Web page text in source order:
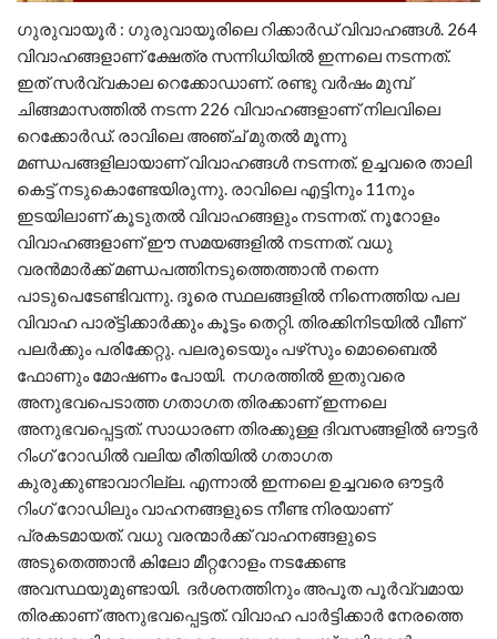
ഗുരുവായൂര്‍ : ഗുരുവായൂരിലെ റിക്കാര്‍ഡ് വിവാഹങ്ങള്‍. 264
വിവാഹങ്ങളാണ് ക്ഷേത്ര സന്നിധിയില്‍ ഇന്നലെ നടന്നത്.
ഇത് സര്‍വ്വകാല റെക്കോഡാണ്. രണ്ടു വര്‍ഷം മുമ്പ്
ചിങ്ങമാസത്തില്‍ നടന്ന 226 വിവാഹങ്ങളാണ് നിലവിലെ
റെക്കോര്‍ഡ്. രാവിലെ അഞ്ച് മുതല്‍ മൂന്നു
മണ്ഡപങ്ങളിലായാണ് വിവാഹങ്ങള്‍ നടന്നത്. ഉച്ചവരെ താലി
കെട്ട് നടുകൊണ്ടേയിരുന്നു. രാവിലെ എട്ടിനും 11നും
ഇടയിലാണ് കൂടുതല്‍ വിവാഹങ്ങളും നടന്നത്. നൂറോളം
വിവാഹങ്ങളാണ് ഈ സമയങ്ങളില്‍ നടന്നത്. വധു
വരന്‍മാര്‍ക്ക് മണ്ഡപത്തിനടുത്തെത്താന്‍ നന്നെ
പാടുപെടേണ്ടിവന്നു. ദൂരെ സ്ഥലങ്ങളില്‍ നിന്നെത്തിയ പല
വിവാഹ പാര്ട്ടിക്കാര്‍ക്കും കൂട്ടം തെറ്റി. തിരക്കിനിടയില്‍ വീണ്
പലര്‍ക്കും പരിക്കേറ്റു. പലരുടെയും പഴ്‌സും മൊബൈല്‍
ഫോണും മോഷണം പോയി. നഗരത്തില്‍ ഇതുവരെ
അനുഭവപെടാത്ത ഗതാഗത തിരക്കാണ് ഇന്നലെ
അനുഭവപ്പെട്ടത്. സാധാരണ തിരക്കുള്ള ദിവസങ്ങളില്‍ ഔട്ടര്‍
റിംഗ് റോഡില്‍ വലിയ രീതിയില്‍ ഗതാഗത
കുരുക്കുണ്ടാവാറില്ല. എന്നാല്‍ ഇന്നലെ ഉച്ചവരെ ഔട്ടര്‍
റിംഗ് റോഡിലും വാഹനങ്ങളുടെ നീണ്ട നിരയാണ്
പ്രകടമായത്. വധു വരന്മാര്‍ക്ക് വാഹനങ്ങളുടെ
അടുതെത്താന്‍ കിലോ മീറ്ററോളം നടക്കേണ്ട
അവസ്ഥയുമുണ്ടായി. ദര്‍ശനത്തിനും അപൂത പൂര്‍വ്വമായ
തിരക്കാണ് അനുഭവപ്പെട്ടത്. വിവാഹ പാര്‍ട്ടിക്കാര്‍ നേരത്തെ